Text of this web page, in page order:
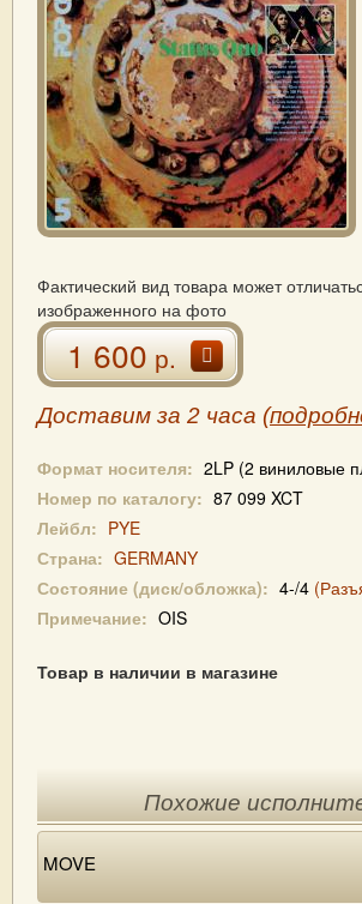
Фактический вид товара может
изображенного на фото
1 600р.
Доставим за 2 часа (
Формат носителя: 2LP (2 виниловые
Номер по каталогу: 87 099 XCT
Лейбл: PYE
Страна: GERMANY
Состояние (диск/обложка): 4-/4
Примечание: OIS
Товар в наличии в магазине
Похожие
MOVE